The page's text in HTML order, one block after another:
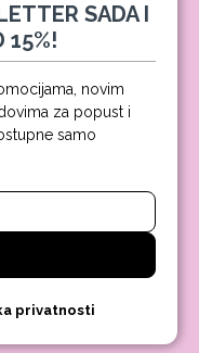
SADA I
15%!
novim
za popust i
samo
privatnosti